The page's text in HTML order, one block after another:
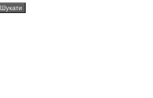
Шукати